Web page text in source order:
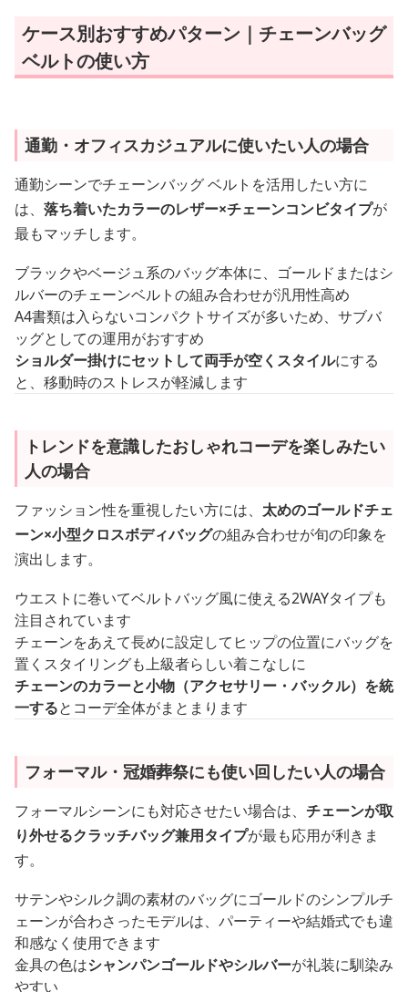
ケース別おすすめパターン｜チェーンバッグ
ベルトの使い方
通勤・オフィスカジュアルに使いたい人の場合
通勤シーンでチェーンバッグ ベルトを活用したい方に
は、 落ち着いたカラーのレザー×チェーンコンビタイプが
最もマッチします。
ブラックやベージュ系のバッグ本体に、ゴールドまたはシ
ルバーのチェーンベルトの組み合わせが汎用性高め
A4書類は入らないコンパクトサイズが多いため、サブバ
ッグとしての運用がおすすめ
ショルダー掛けにセットして両手が空くスタイルにする
と、移動時のストレスが軽減します
トレンドを意識したおしゃれコーデを楽しみたい
人の場合
ファッション性を重視したい方には、 太めのゴールドチェ
ーン×小型クロスボディバッグの組み合わせが旬の印象を
演出します。
ウエストに巻いてベルトバッグ風に使える2WAYタイプも
注目されています
チェーンをあえて長めに設定してヒップの位置にバッグを
置くスタイリングも上級者らしい着こなしに
チェーンのカラーと小物（アクセサリー・バックル）を統
一するとコーデ全体がまとまります
フォーマル・冠婚葬祭にも使い回したい人の場合
フォーマルシーンにも対応させたい場合は、 チェーンが取
り外せるクラッチバッグ兼用タイプが最も応用が利きま
す。
サテンやシルク調の素材のバッグにゴールドのシンプルチ
ェーンが合わさったモデルは、パーティーや結婚式でも違
和感なく使用できます
金具の色はシャンパンゴールドやシルバーが礼装に馴染み
やすい